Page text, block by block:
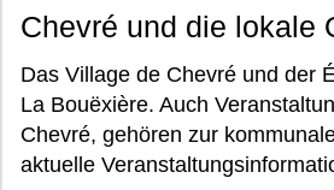
Chevré und die lokale
Das Village de Chevré und der
La Bouëxière. Auch
Chevré, gehören zur
aktuelle